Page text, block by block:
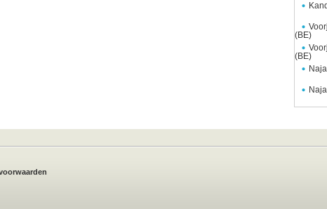
(BE)
(BE)